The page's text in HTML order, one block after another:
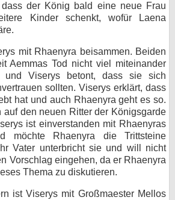
der König bald eine neue Frau
Kinder schenkt, wofür Laena
mit Rhaenyra beisammen. Beiden
Aemmas Tod nicht viel miteinander
und Viserys betont, dass sie sich
sollten. Viserys erklärt, dass
hat und auch Rhaenyra geht es so.
auf den neuen Ritter der Königsgarde
ist einverstanden mit Rhaenyras
möchte Rhaenyra die Trittsteine
Vater unterbricht sie und will nicht
Vorschlag eingehen, da er Rhaenyra
Thema zu diskutieren.
ist Viserys mit Großmaester Mellos